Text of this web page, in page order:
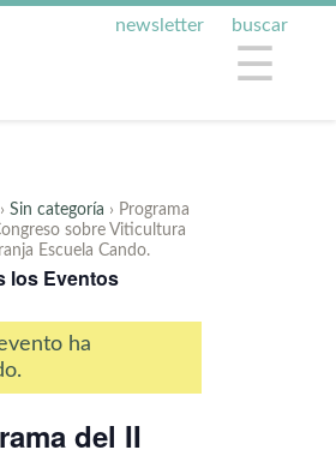
buscar
newsletter
☰
› Sin categoría › Programa
sobre Viticultura
Escuela Cando.
los Eventos
ha
del II